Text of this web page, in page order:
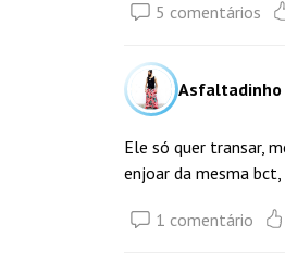
5 comentários
Asfaltadinho
Ele só quer transar,
enjoar da mesma
1 comentário